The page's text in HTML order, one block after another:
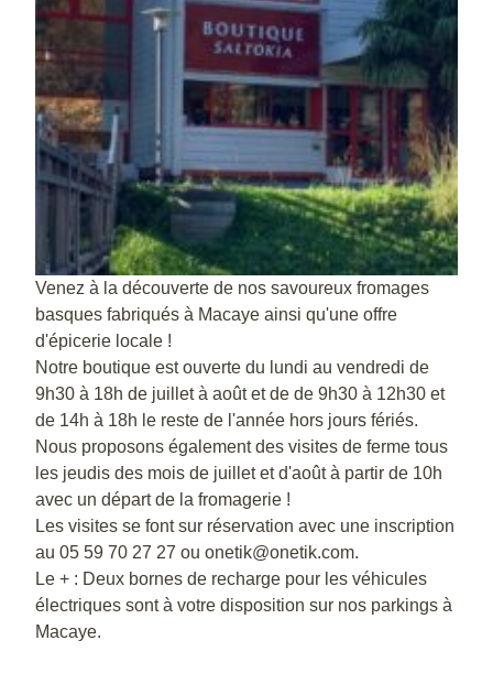
Venez à la découverte de nos savoureux fromages
basques fabriqués à Macaye ainsi qu'une offre
d'épicerie locale !
Notre boutique est ouverte du lundi au vendredi de
9h30 à 18h de juillet à août et de de 9h30 à 12h30 et
de 14h à 18h le reste de l'année hors jours fériés.
Nous proposons également des visites de ferme tous
les jeudis des mois de juillet et d'août à partir de 10h
avec un départ de la fromagerie !
Les visites se font sur réservation avec une inscription
au 05 59 70 27 27 ou onetik@onetik.com.
Le + : Deux bornes de recharge pour les véhicules
électriques sont à votre disposition sur nos parkings à
Macaye.